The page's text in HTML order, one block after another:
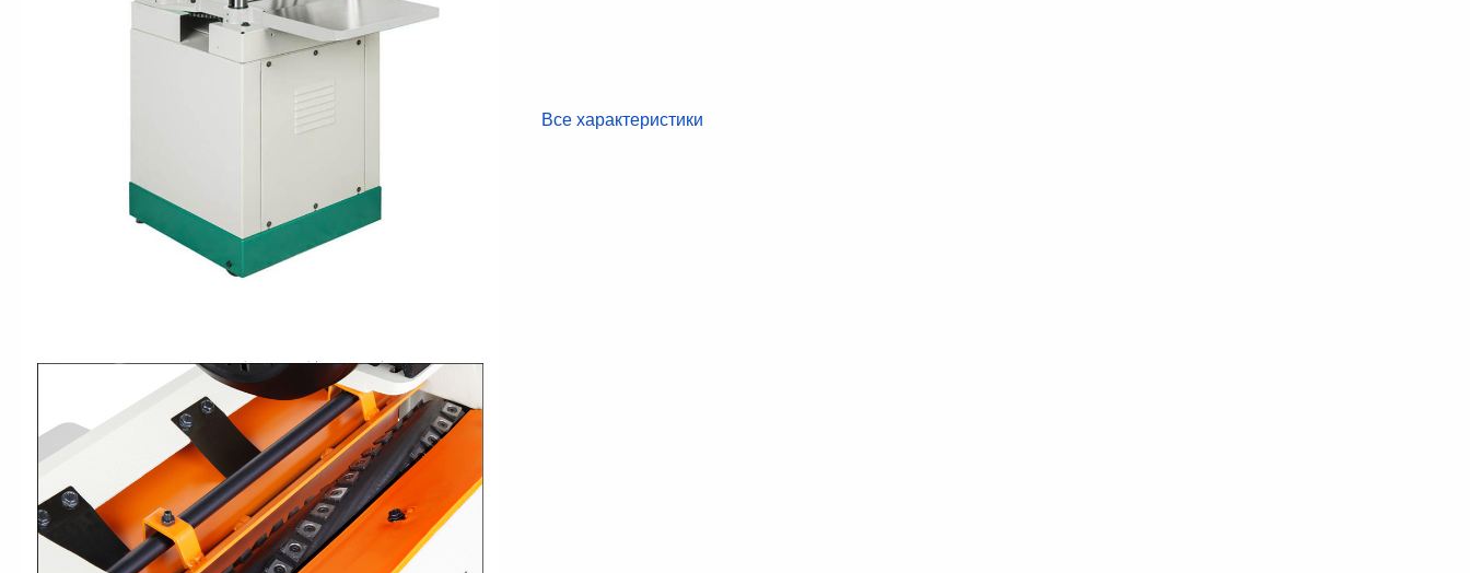
Все характеристики